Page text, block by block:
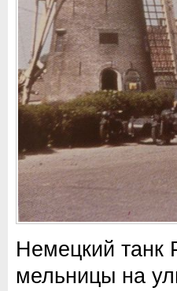
Немецкий танк
мельницы на